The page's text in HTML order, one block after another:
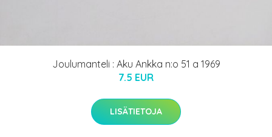
Joulumanteli : Aku Ankka n:o 51 a 1969
7.5 EUR
LISÄTIETOJA